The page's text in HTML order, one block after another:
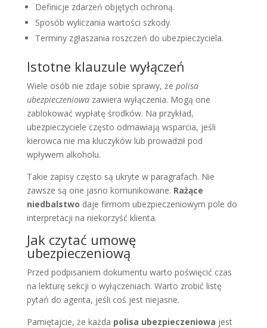
Definicje zdarzeń objętych ochroną.
Sposób wyliczania wartości szkody.
Terminy zgłaszania roszczeń do ubezpieczyciela.
Istotne klauzule wyłączeń
Wiele osób nie zdaje sobie sprawy, że polisa
ubezpieczeniowazawiera wyłączenia. Mogą one
zablokować wypłatę środków. Na przykład,
ubezpieczyciele często odmawiają wsparcia, jeśli
kierowca nie ma kluczyków lub prowadził pod
wpływem alkoholu.
Takie zapisy często są ukryte w paragrafach. Nie
zawsze są one jasno komunikowane. Rażące
niedbalstwo daje firmom ubezpieczeniowym pole do
interpretacji na niekorzyść klienta.
Jak czytać umowę
ubezpieczeniową
Przed podpisaniem dokumentu warto poświęcić czas
na lekturę sekcji o wyłączeniach. Warto zrobić listę
pytań do agenta, jeśli coś jest niejasne.
Pamiętajcie, że każda polisa ubezpieczeniowa jest